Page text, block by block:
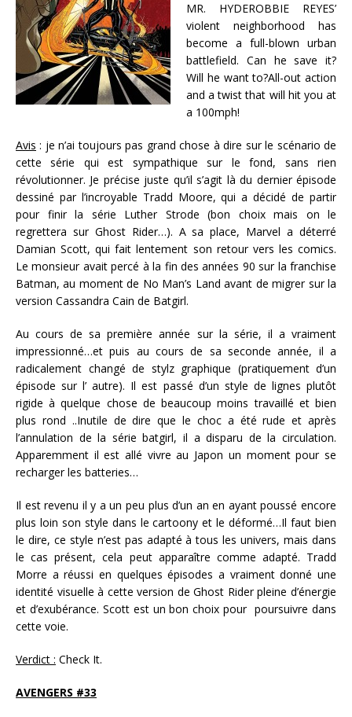
MR. HYDEROBBIE REYES’
violent neighborhood has
become a full-blown urban
battlefield. Can he save it?
Will he want to?All-out action
and a twist that will hit you at
a 100mph!
Avis : je n’ai toujours pas grand chose à dire sur le scénario de
cette série qui est sympathique sur le fond, sans rien
révolutionner. Je précise juste qu’il s’agit là du dernier épisode
dessiné par l’incroyable Tradd Moore, qui a décidé de partir
pour finir la série Luther Strode (bon choix mais on le
regrettera sur Ghost Rider…). A sa place, Marvel a déterré
Damian Scott, qui fait lentement son retour vers les comics.
Le monsieur avait percé à la fin des années 90 sur la franchise
Batman, au moment de No Man’s Land avant de migrer sur la
version Cassandra Cain de Batgirl.
Au cours de sa première année sur la série, il a vraiment
impressionné…et puis au cours de sa seconde année, il a
radicalement changé de stylz graphique (pratiquement d’un
épisode sur l’ autre). Il est passé d’un style de lignes plutôt
rigide à quelque chose de beaucoup moins travaillé et bien
plus rond ..Inutile de dire que le choc a été rude et après
l’annulation de la série batgirl, il a disparu de la circulation.
Apparemment il est allé vivre au Japon un moment pour se
recharger les batteries…
Il est revenu il y a un peu plus d’un an en ayant poussé encore
plus loin son style dans le cartoony et le déformé…Il faut bien
le dire, ce style n’est pas adapté à tous les univers, mais dans
le cas présent, cela peut apparaître comme adapté. Tradd
Morre a réussi en quelques épisodes a vraiment donné une
identité visuelle à cette version de Ghost Rider pleine d’énergie
et d’exubérance. Scott est un bon choix pour poursuivre dans
cette voie.
Verdict : Check It.
AVENGERS #33